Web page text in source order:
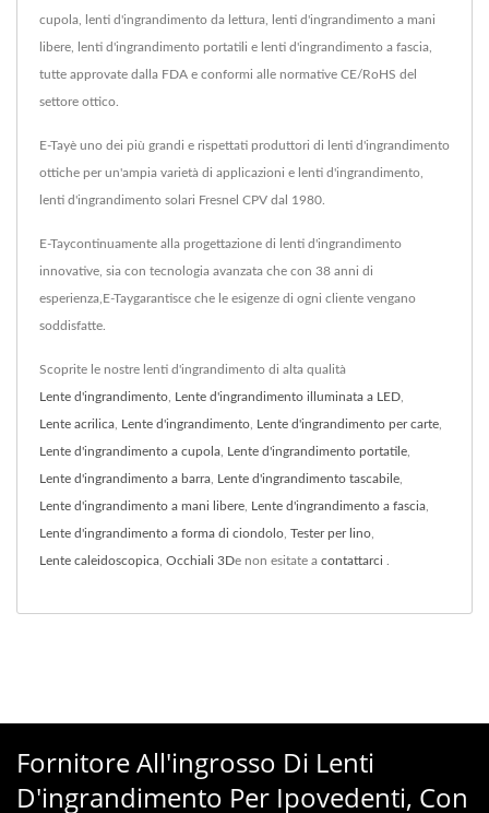
cupola, lenti d'ingrandimento da lettura, lenti d'ingrandimento a mani
libere, lenti d'ingrandimento portatili e lenti d'ingrandimento a fascia,
tutte approvate dalla FDA e conformi alle normative CE/RoHS del
settore ottico.
E-Tayè uno dei più grandi e rispettati produttori di lenti d'ingrandimento
ottiche per un'ampia varietà di applicazioni e lenti d'ingrandimento,
lenti d'ingrandimento solari Fresnel CPV dal 1980.
E-Taycontinuamente alla progettazione di lenti d'ingrandimento
innovative, sia con tecnologia avanzata che con 38 anni di
esperienza,E-Taygarantisce che le esigenze di ogni cliente vengano
soddisfatte.
Scoprite le nostre lenti d'ingrandimento di alta qualità
Lente d'ingrandimento Lente d'ingrandimento illuminata a LED
Lente acrilica Lente d'ingrandimento Lente d'ingrandimento per carte
Lente d'ingrandimento a cupola Lente d'ingrandimento portatile
Lente d'ingrandimento a barra Lente d'ingrandimento tascabile
Lente d'ingrandimento a mani libere Lente d'ingrandimento a fascia
Lente d'ingrandimento a forma di ciondolo Tester per lino
Lente caleidoscopica Occhiali 3De non esitate a contattarci
Fornitore All'ingrosso Di Lenti
D'ingrandimento Per Ipovedenti, Con